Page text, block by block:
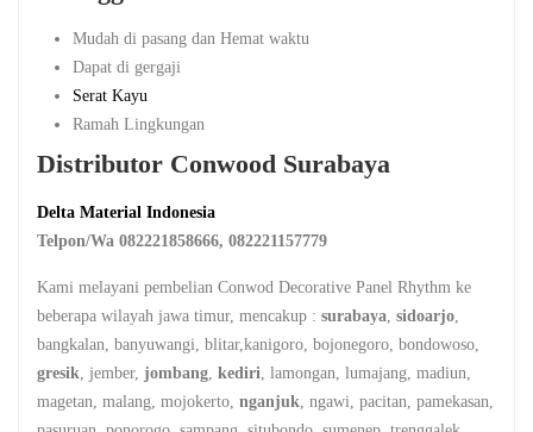
Mudah di pasang dan Hemat waktu
Dapat di gergaji
Serat Kayu
Ramah Lingkungan
Distributor Conwood Surabaya
Delta Material Indonesia
Telpon/Wa 082221858666, 082221157779
Kami melayani pembelian Conwod Decorative Panel Rhythm ke
beberapa wilayah jawa timur, mencakup : surabaya, sidoarjo,
bangkalan, banyuwangi, blitar,kanigoro, bojonegoro, bondowoso,
gresik, jember, jombang, kediri, lamongan, lumajang, madiun,
magetan, malang, mojokerto, nganjuk, ngawi, pacitan, pamekasan,